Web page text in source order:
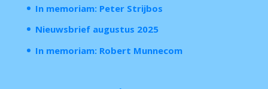
In memoriam: Peter Strijbos
Nieuwsbrief augustus 2025
In memoriam: Robert Munnecom